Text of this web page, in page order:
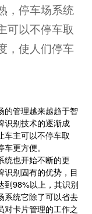
，停车场系统
可以不停车取
，使人们停车
管理越来越趋于智
识别技术的逐渐成
车主可以不停车取
更方便。
也开始不断的更
识别固有的优势，目
到98%以上，其识别
系统它除了可以省去
对卡片管理的工作之